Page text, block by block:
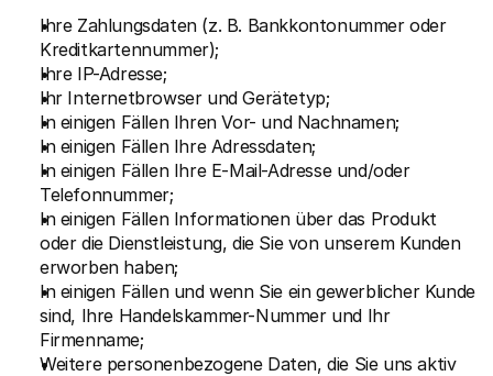
Ihre Zahlungsdaten (z. B. Bankkontonummer oder
Kreditkartennummer);
Ihre IP-Adresse;
Ihr Internetbrowser und Gerätetyp;
In einigen Fällen Ihren Vor- und Nachnamen;
In einigen Fällen Ihre Adressdaten;
In einigen Fällen Ihre E-Mail-Adresse und/oder
Telefonnummer;
In einigen Fällen Informationen über das Produkt
oder die Dienstleistung, die Sie von unserem Kunden
erworben haben;
In einigen Fällen und wenn Sie ein gewerblicher Kunde
sind, Ihre Handelskammer-Nummer und Ihr
Firmenname;
Weitere personenbezogene Daten, die Sie uns aktiv